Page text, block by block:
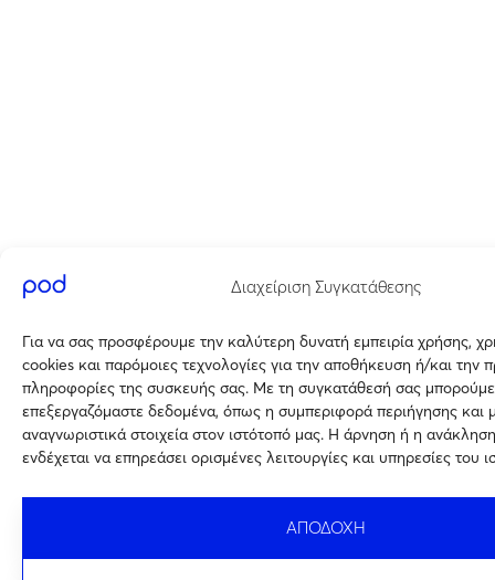
Διαχείριση Συγκατάθεσης
Για να σας προσφέρουμε την καλύτερη δυνατή εμπειρία χρήσης,
cookies και παρόμοιες τεχνολογίες για την αποθήκευση ή/και την
πληροφορίες της συσκευής σας. Με τη συγκατάθεσή σας
επεξεργαζόμαστε δεδομένα, όπως η συμπεριφορά περιήγησης και
αναγνωριστικά στοιχεία στον ιστότοπό μας. Η άρνηση ή η
ενδέχεται να επηρεάσει ορισμένες λειτουργίες και υπηρεσίες του
ΑΠΟΔΟΧΗ